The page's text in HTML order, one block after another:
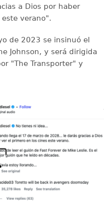
a Dios por haber
verano".
de 2023 se insinuó el
Johnson, y será dirigida
"The Transporter" y